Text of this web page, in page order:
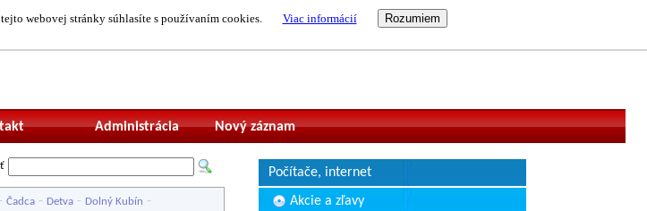
webovej stránky súhlasíte s používaním cookies. Viac informácií
Nový záznam
Administrácia
Čadca - Detva - Dolný Kubín -
Počítače, internet
Akcie a zľavy